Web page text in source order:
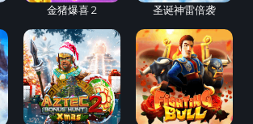
金猪爆喜 2 圣诞神雷倍袭